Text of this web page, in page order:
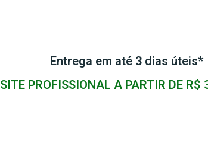
Entrega em até 3 dias úteis*
SITE PROFISSIONAL A PARTIR DE R$